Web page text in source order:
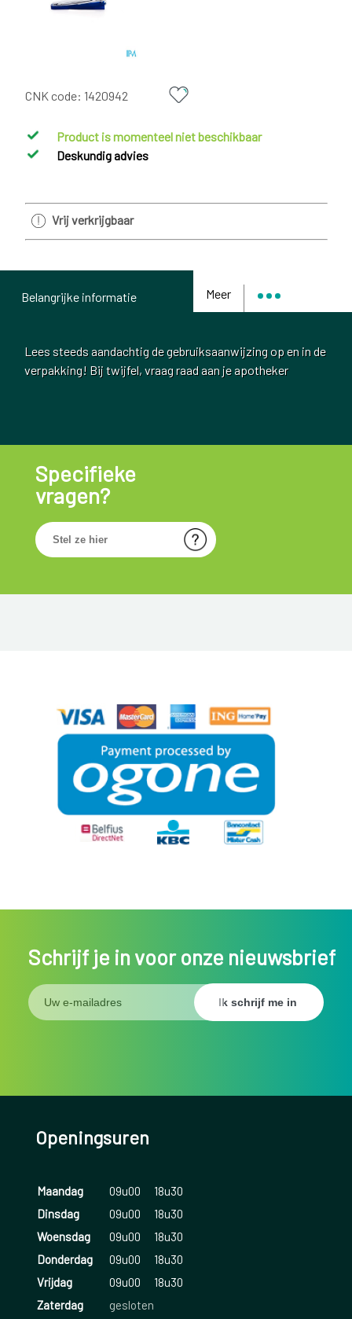
CNK code: 1420942
Product is momenteel niet beschikbaar
Deskundig advies
Vrij verkrijgbaar
Meer
Belangrijke informatie
Lees steeds aandachtig de gebruiksaanwijzing op en in de
verpakking! Bij twijfel, vraag raad aan je apotheker
Specifieke
vragen?
Schrijf je in voor onze nieuwsbrief
Openingsuren
Maandag 09u00
18u30
Dinsdag
09u00
18u30
Woensdag
09u00
18u30
Donderdag
09u00
18u30
Vrijdag
09u00
18u30
Zaterdag
gesloten